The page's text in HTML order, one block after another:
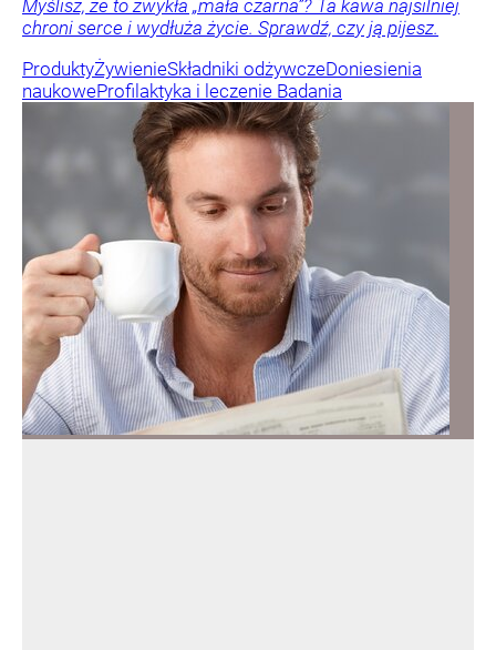
Myślisz, że to zwykła „mała czarna”? Ta kawa najsilniej
chroni serce i wydłuża życie. Sprawdź, czy ją pijesz.
ProduktyŻywienieSkładniki odżywczeDoniesienia
naukoweProfilaktyka i leczenie Badania